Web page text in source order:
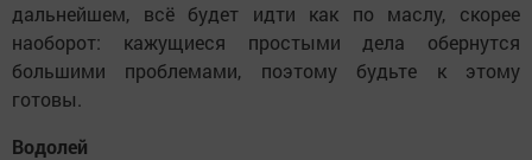
дальнейшем, всё будет идти как по маслу, скорее
наоборот: кажущиеся простыми дела обернутся
большими проблемами, поэтому будьте к этому
готовы.
Водолей